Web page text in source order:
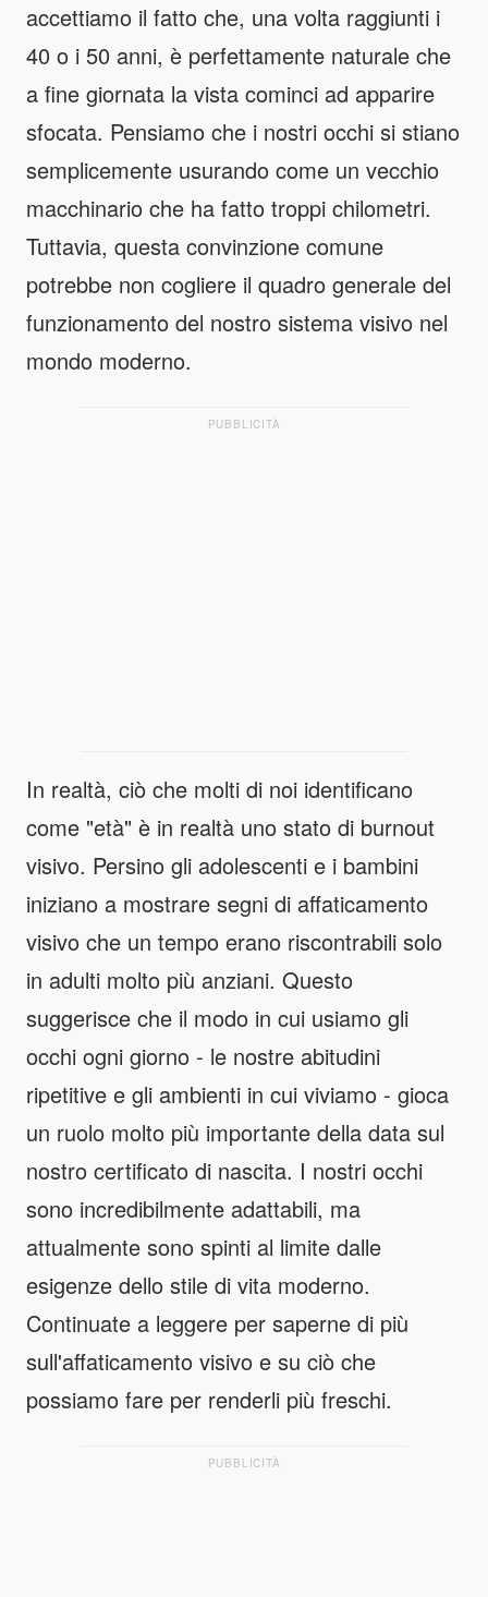
accettiamo il fatto che, una volta raggiunti i
40 o i 50 anni, è perfettamente naturale che
a fine giornata la vista cominci ad apparire
sfocata. Pensiamo che i nostri occhi si stiano
semplicemente usurando come un vecchio
macchinario che ha fatto troppi chilometri.
Tuttavia, questa convinzione comune
potrebbe non cogliere il quadro generale del
funzionamento del nostro sistema visivo nel
mondo moderno.
PUBBLICITÀ
In realtà, ciò che molti di noi identificano
come "età" è in realtà uno stato di burnout
visivo. Persino gli adolescenti e i bambini
iniziano a mostrare segni di affaticamento
visivo che un tempo erano riscontrabili solo
in adulti molto più anziani. Questo
suggerisce che il modo in cui usiamo gli
occhi ogni giorno - le nostre abitudini
ripetitive e gli ambienti in cui viviamo - gioca
un ruolo molto più importante della data sul
nostro certificato di nascita. I nostri occhi
sono incredibilmente adattabili, ma
attualmente sono spinti al limite dalle
esigenze dello stile di vita moderno.
Continuate a leggere per saperne di più
sull'affaticamento visivo e su ciò che
possiamo fare per renderli più freschi.
PUBBLICITÀ